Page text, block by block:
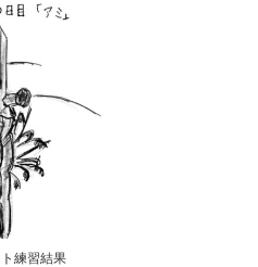
練習結果